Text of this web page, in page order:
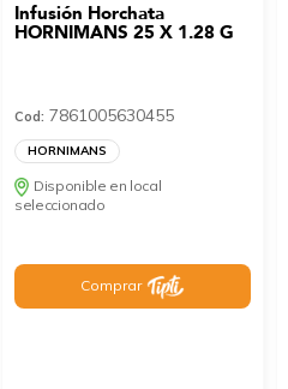
Infusión Horchata
HORNIMANS 25 X 1.28 G
Cod: 7861005630455
HORNIMANS
Disponible en local
seleccionado
Comprar